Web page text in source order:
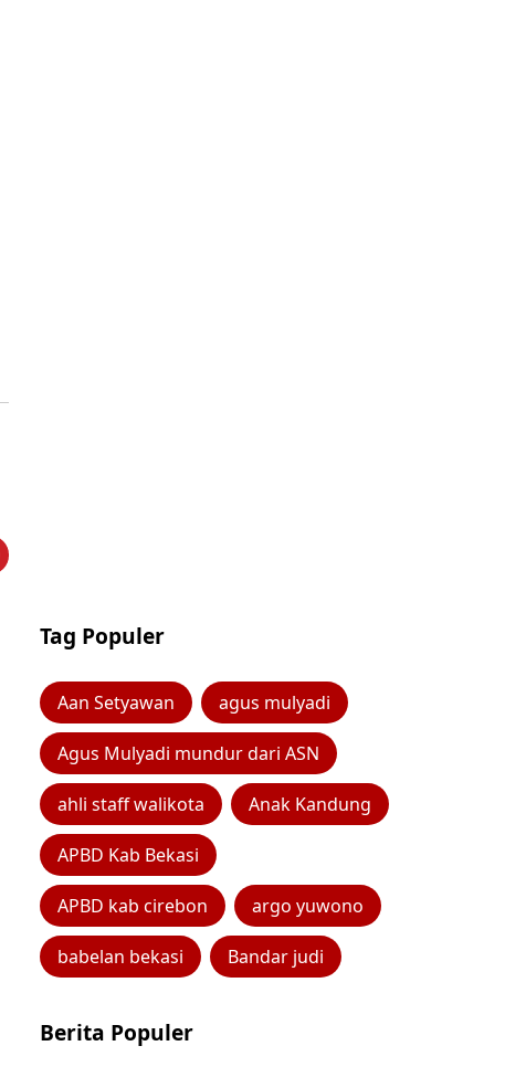
Tag Populer
Aan Setyawan agus mulyadi
Agus Mulyadi mundur dari ASN
ahli staff walikota Anak Kandung
APBD Kab Bekasi
APBD kab cirebon argo yuwono
babelan bekasi Bandar judi
Berita Populer